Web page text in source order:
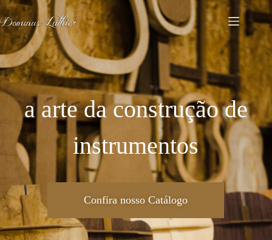
a arte da construção de
instrumentos
Confira nosso Catálogo